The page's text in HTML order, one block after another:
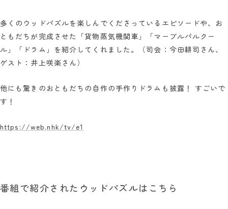
多くのウッドパズルを楽しんでくださっているエピソードや、お
ともだちが完成させた「貨物蒸気機関車」「マーブルパルクー
ル」「ドラム」を紹介してくれました。（司会：今田耕司さん、
ゲスト：井上咲楽さん）
他にも驚きのおともだちの自作の手作りドラムも披露！ すごいで
す！
https://web.nhk/tv/e1
番組で紹介されたウッドパズルはこちら